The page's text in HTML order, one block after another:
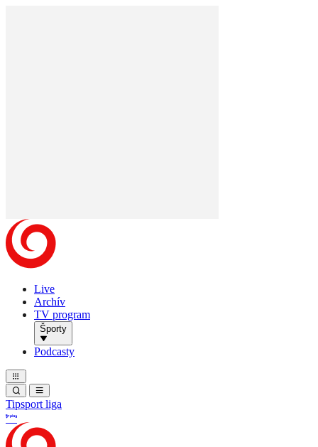
Live
Archív
TV program
Športy
Podcasty
Tipsport liga